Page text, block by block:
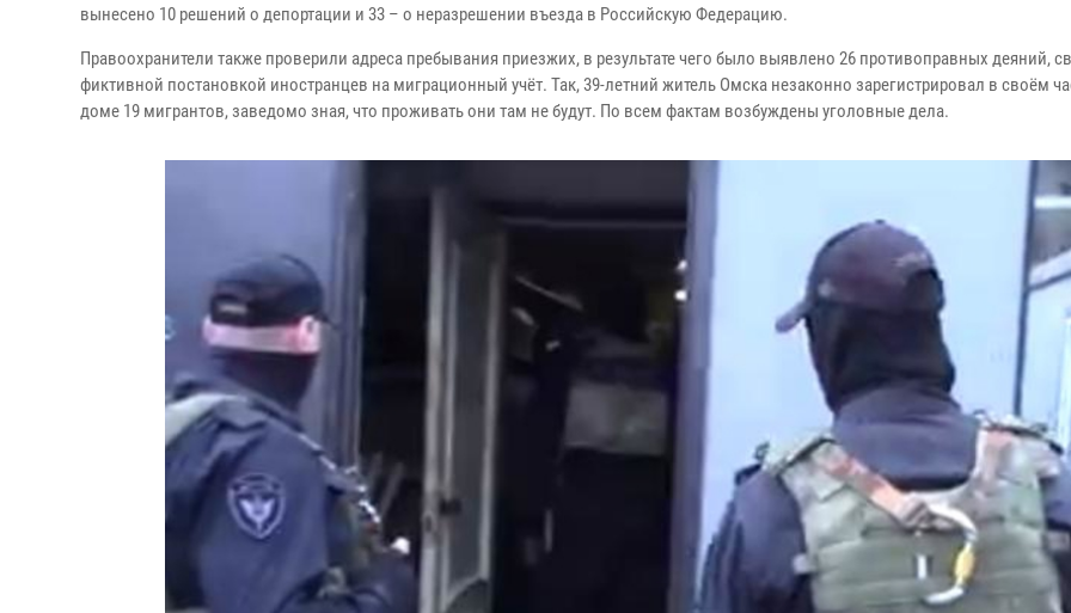
вынесено 10 решений о депортации и 33 – о неразрешении въезда в Российскую Федерацию.
Правоохранители также проверили адреса пребывания приезжих, в результате чего было выявлено 26 противоправных деяний,
фиктивной постановкой иностранцев на миграционный учёт. Так, 39-летний житель Омска незаконно зарегистрировал в своём
доме 19 мигрантов, заведомо зная, что проживать они там не будут. По всем фактам возбуждены уголовные дела.